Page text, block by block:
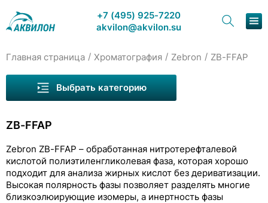
+7 (495) 925-7220
akvilon@akvilon.su
Каталог
Сервис и ремонт
Главная страница / Хроматография / Zebron / ZB-FFAP
ZB-FFAP
Zebron ZB-FFAP – обработанная нитротерефталевой
кислотой полиэтиленгликолевая фаза, которая хорошо
подходит для анализа жирных кислот без дериватизации.
Высокая полярность фазы позволяет разделять многие
близкоэлюирующие изомеры, а инертность фазы
Выбрать категорию
Колонки для ГХ Welch
Zebron
ZB-1